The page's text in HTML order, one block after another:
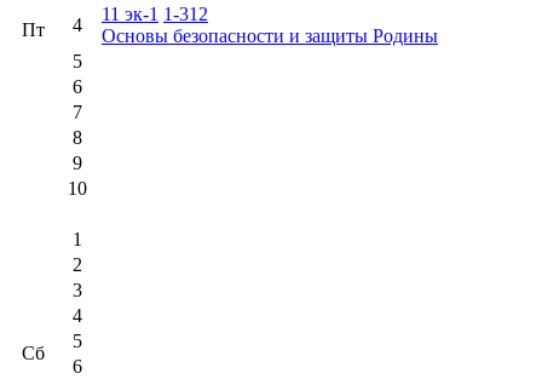
Пт
4
11 эк-1 1-312
Основы безопасности и защиты Родины
5
6
7
8
9
10
Сб
1
2
3
4
5
6